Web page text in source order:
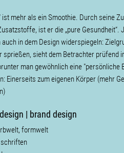
ist mehr als ein Smoothie. Durch seine
ist er die „pure
in dem Design widerspiegeln:
sieht dem Betrachter prüfend
man gewöhnlich eine
Einerseits zum eigenen Körper (mehr
| brand design
formwelt
schriften